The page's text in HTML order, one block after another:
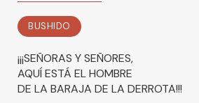
BUSHIDO
¡¡¡SEÑORAS Y SEÑORES,
AQUÍ ESTÁ EL HOMBRE
DE LA BARAJA DE LA DERROTA!!!